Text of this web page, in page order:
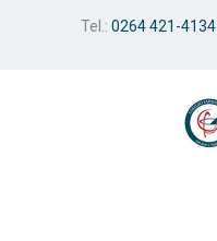
Tel.: 0264 421-4134